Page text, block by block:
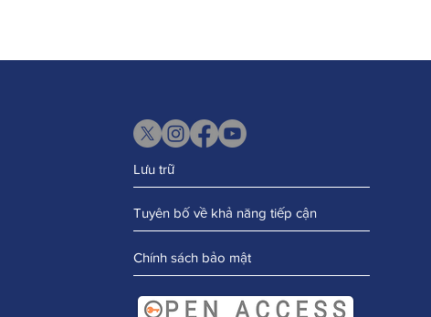
Lưu trữ
Tuyên bố về khả năng tiếp cận
Chính sách bảo mật